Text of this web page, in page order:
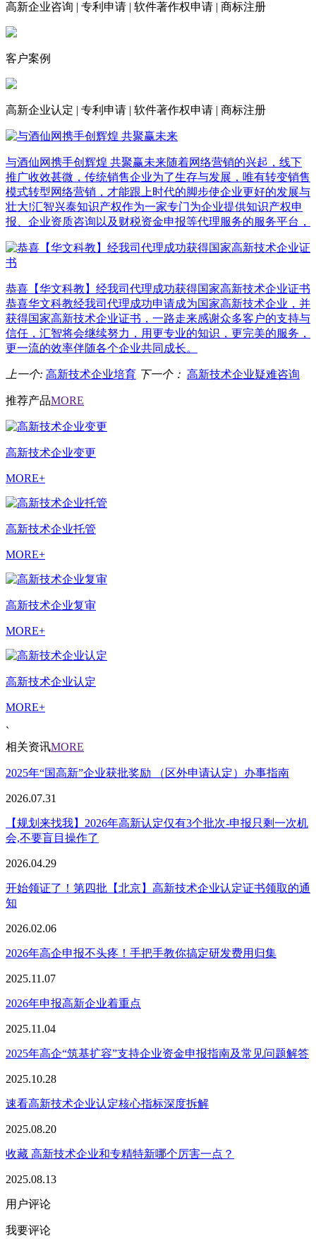
高新企业咨询 | 专利申请 | 软件著作权申请 | 商标注册
客户案例
高新企业认定 | 专利申请 | 软件著作权申请 | 商标注册
与酒仙网携手创辉煌 共聚赢未来随着网络营销的兴起，线下
推广收效甚微，传统销售企业为了生存与发展，唯有转变销售
模式转型网络营销，才能跟上时代的脚步使企业更好的发展与
壮大!汇智兴泰知识产权作为一家专门为企业提供知识产权申
报、企业资质咨询以及财税资金申报等代理服务的服务平台，
恭喜【华文科教】经我司代理成功获得国家高新技术企业证书
恭喜华文科教经我司代理成功申请成为国家高新技术企业，并
获得国家高新技术企业证书，一路走来感谢众多客户的支持与
信任，汇智将会继续努力，用更专业的知识，更完美的服务，
更一流的效率伴随各个企业共同成长。
上一个: 高新技术企业培育 下一个： 高新技术企业疑难咨询
推荐产品MORE
高新技术企业变更
MORE+
高新技术企业托管
MORE+
高新技术企业复审
MORE+
高新技术企业认定
MORE+
`
相关资讯MORE
2025年“国高新”企业获批奖励 （区外申请认定）办事指南
2026.07.31
【规划来找我】2026年高新认定仅有3个批次-申报只剩一次机
会,不要盲目操作了
2026.04.29
开始领证了！第四批【北京】高新技术企业认定证书领取的通
知
2026.02.06
2026年高企申报不头疼！手把手教你搞定研发费用归集
2025.11.07
2026年申报高新企业着重点
2025.11.04
2025年高企“筑基扩容”支持企业资金申报指南及常见问题解答
2025.10.28
速看高新技术企业认定核心指标深度拆解
2025.08.20
收藏 高新技术企业和专精特新哪个厉害一点？
2025.08.13
用户评论
我要评论